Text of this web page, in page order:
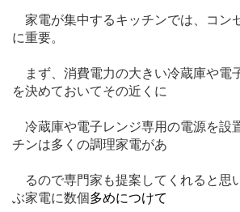
家電が集中するキッチンでは、コン
に重要。
まず、消費電力の大きい冷蔵庫や電
を決めておいてその近くに
冷蔵庫や電子レンジ専用の電源を設
チンは多くの調理家電があ
るので専門家も提案してくれると思
ぶ家電に数個多めにつけて